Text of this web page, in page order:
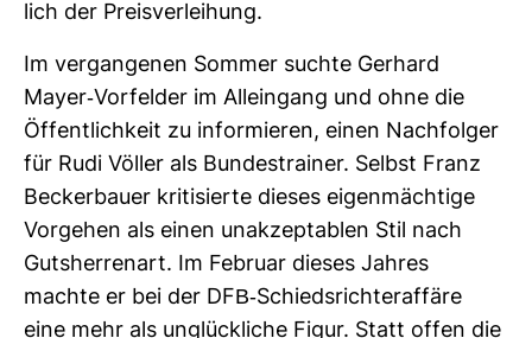
lich der Preis­ver­lei­hung.
Im ver­gan­genen Sommer suchte Ger­hard
Mayer-​Vor­felder im Allein­gang und ohne die
Öffent­lich­keit zu infor­mieren, einen Nach­folger
für Rudi Völler als Bun­des­trainer. Selbst Franz
Becker­bauer kri­ti­sierte dieses eigen­mäch­tige
Vor­gehen als einen unak­zep­ta­blen Stil nach
Guts­her­renart. Im Februar dieses Jahres
machte er bei der DFB-​Schieds­rich­ter­af­färe
eine mehr als unglück­liche Figur. Statt offen die